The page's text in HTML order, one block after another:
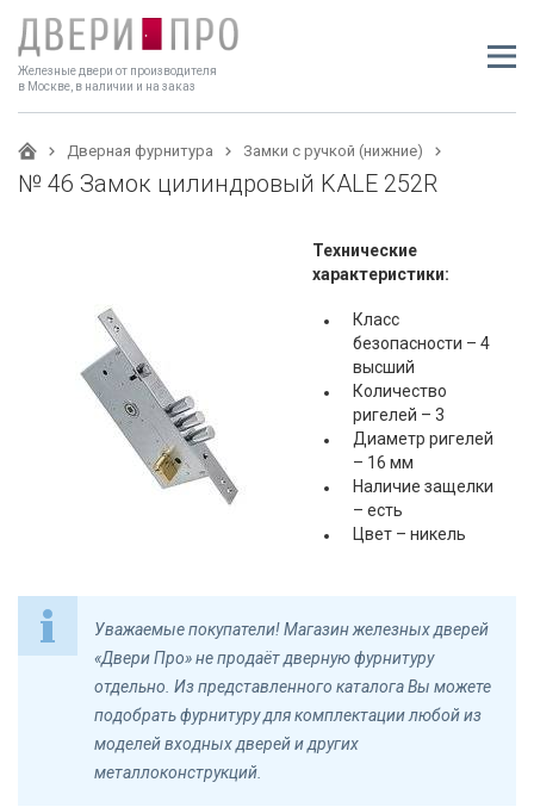
Железные двери от производителя
в Москве, в наличии и на заказ
Дверная фурнитура Замки с ручкой (нижние)
№ 46 Замок цилиндровый KALE 252R
Технические
характеристики:
Класс
безопасности – 4
высший
Количество
ригелей – 3
Диаметр ригелей
– 16 мм
Наличие защелки
– есть
Цвет – никель
Уважаемые покупатели! Магазин железных дверей
«Двери Про» не продаёт дверную фурнитуру
отдельно. Из представленного каталога Вы можете
подобрать фурнитуру для комплектации любой из
моделей входных дверей и других
металлоконструкций.